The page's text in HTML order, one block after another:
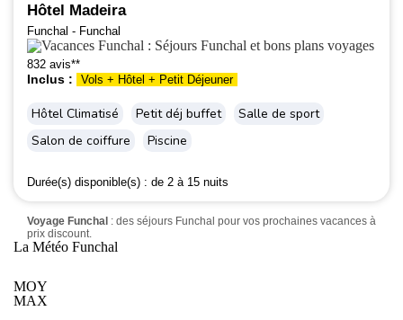
Hôtel Madeira
Funchal - Funchal
832 avis**
Inclus : Vols + Hôtel + Petit Déjeuner
Hôtel Climatisé Petit déj buffet
Salle de sport
Salon de coiffure
Piscine
Durée(s) disponible(s) : de 2 à 15 nuits
Voyage Funchal : des séjours Funchal pour vos prochaines vacances à
prix discount.
La Météo Funchal
MOY
MAX